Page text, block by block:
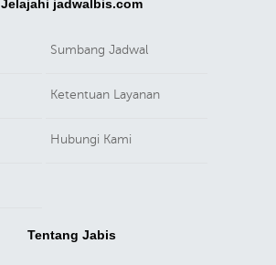
Jelajahi jadwalbis.com
Sumbang Jadwal
Ketentuan Layanan
Hubungi Kami
Tentang Jabis